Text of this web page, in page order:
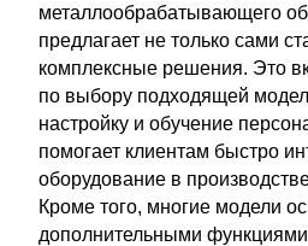
металлообрабатывающего
предлагает не только сами
комплексные решения. Это
по выбору подходящей
настройку и обучение
помогает клиентам быстро
оборудование в
Кроме того, многие модели
дополнительными